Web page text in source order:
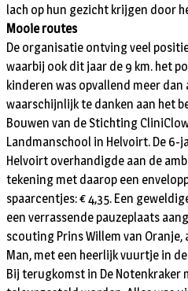
lach op hun gezicht krijgen door
Mooie routes
De organisatie ontving veel
waarbij ook dit jaar de 9 km. het
kinderen was opvallend meer dan
waarschijnlijk te danken aan het
Bouwen van de Stichting
Landmanschool in Helvoirt. De 6-
Helvoirt overhandigde aan de
tekening met daarop een
spaarcentjes: € 4,35. Een
een verrassende pauzeplaats
scouting Prins Willem van Oranje,
Man, met een heerlijk vuurtje in
Bij terugkomst in De Notenkraker